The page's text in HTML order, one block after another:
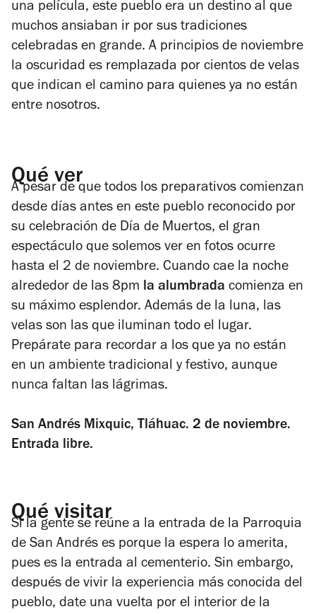
una película, este pueblo era un destino al que
muchos ansiaban ir por sus tradiciones
celebradas en grande. A principios de noviembre
la oscuridad es remplazada por cientos de velas
que indican el camino para quienes ya no están
entre nosotros.
Qué ver
A pesar de que todos los preparativos comienzan
desde días antes en este pueblo reconocido por
su celebración de Día de Muertos, el gran
espectáculo que solemos ver en fotos ocurre
hasta el 2 de noviembre. Cuando cae la noche
alrededor de las 8pm la alumbrada comienza en
su máximo esplendor. Además de la luna, las
velas son las que iluminan todo el lugar.
Prepárate para recordar a los que ya no están
en un ambiente tradicional y festivo, aunque
nunca faltan las lágrimas.
San Andrés Mixquic, Tláhuac. 2 de noviembre.
Entrada libre.
Qué visitar
Si la gente se reúne a la entrada de la Parroquia
de San Andrés es porque la espera lo amerita,
pues es la entrada al cementerio. Sin embargo,
después de vivir la experiencia más conocida del
pueblo, date una vuelta por el interior de la